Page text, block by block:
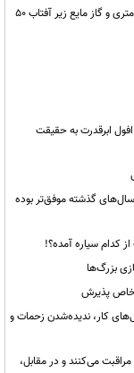
ریمـدان در آستانه بحران؛ ۳ هزار کامیون قفل، صف ۵۰ کیلومتری و گاز مایع زیر آفتاب ۵۰
ابرقدرت به حقیقت
گذشته موفق‌تر بوده
کدام سیاره آمده؟!
بزرگ‌ها
خاص پذیرش
کار، ندیده‌شدن زحمات و
می‌کنند و در مقابل،